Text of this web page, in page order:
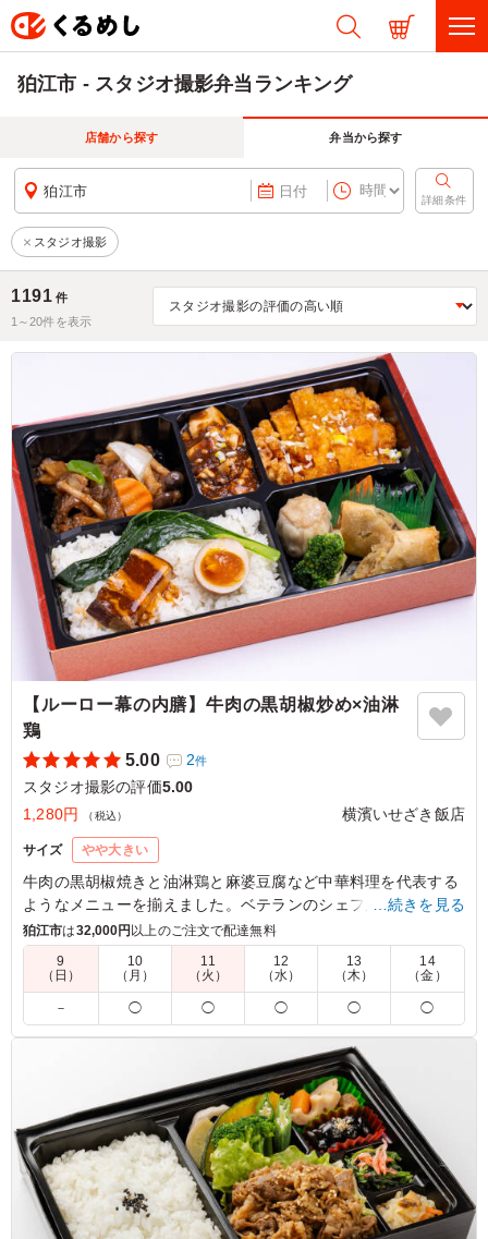
狛江市 - スタジオ撮影弁当ランキング
店舗から探す 弁当から探す
狛江市 日付
詳細条件
スタジオ撮影
1191 件
1～20件を表示
【ルーロー幕の内膳】牛肉の黒胡椒炒め×油淋
鶏
5.00
2件
スタジオ撮影の評価5.00
1,280円
（税込） 横濱いせざき飯店
サイズ やや大きい
牛肉の黒胡椒焼きと油淋鶏と麻婆豆腐など中華料理を代表する
ようなメニューを揃えました。ベテランのシェフが腕を振るっ
た絶品中華をお楽しみください。
5.0 株式会社デフレックストア
油淋鶏は、外は香ばしく中はジューシーに仕上がった鶏肉
に、香味野菜の風味が効いた甘酸っぱいたれがよく絡み、
食欲をそそる一品でした。ねぎの爽やかな香りがアクセン
トとなり、濃すぎない味わいで最後までおいしくいただけ
ご利用シーン：ロケ・撮影›スタジオ撮影
神奈川県横浜市都筑区高山 2026/07/22
…続きを見る
狛江市は32,000円 以上のご注文で配達無料
9
（日）
10
（月）
11
（火）
12
（水）
13
（木）
14
（金）
－ ◯ ◯ ◯ ◯ ◯